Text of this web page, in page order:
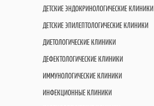
ДЕТСКИЕ ЭНДОКРИНОЛОГИЧЕСКИЕ КЛИНИКИ
ДЕТСКИЕ ЭПИЛЕПТОЛОГИЧЕСКИЕ КЛИНИКИ
ДИЕТОЛОГИЧЕСКИЕ КЛИНИКИ
ДЕФЕКТОЛОГИЧЕСКИЕ КЛИНИКИ
ИММУНОЛОГИЧЕСКИЕ КЛИНИКИ
ИНФЕКЦИОННЫЕ КЛИНИКИ